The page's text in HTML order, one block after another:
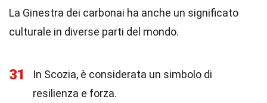
La Ginestra dei carbonai ha anche un significato
culturale in diverse parti del mondo.
31
In Scozia, è considerata un simbolo di
resilienza e forza.